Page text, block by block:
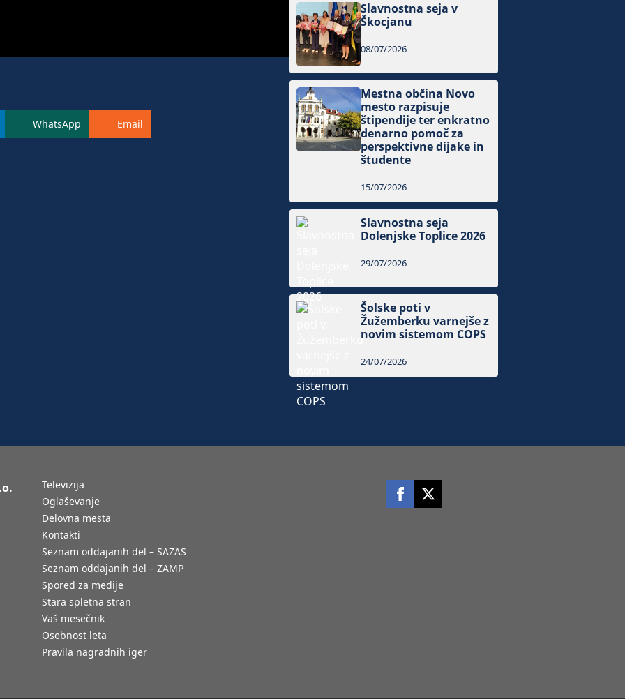
WhatsApp Email
Slavnostna seja v
Škocjanu
08/07/2026
Mestna občina Novo
mesto razpisuje
štipendije ter enkratno
denarno pomoč za
perspektivne dijake in
študente
15/07/2026
Slavnostna seja
Dolenjske Toplice 2026
29/07/2026
Šolske poti v
Žužemberku varnejše z
novim sistemom COPS
24/07/2026
Televizija
Oglaševanje
Delovna mesta
Kontakti
Seznam oddajanih del – SAZAS
Seznam oddajanih del – ZAMP
Spored za medije
Stara spletna stran
Vaš mesečnik
Osebnost leta
Pravila nagradnih iger